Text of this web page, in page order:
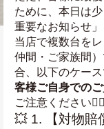
ために、本日は
重要なお知らせ」
当店で複数台を
仲間・ご家族間
合、以下のケー
客様ご自身での
ご注意ください🙇‍♂️
💥 1. 【対物賠